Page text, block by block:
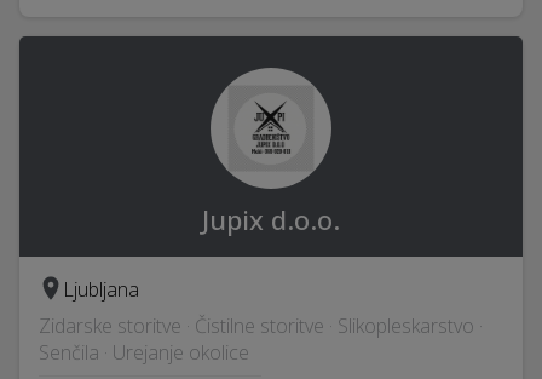
Jupix d.o.o.
Ljubljana
Zidarske storitve · Čistilne storitve · Slikopleskarstvo ·
Senčila · Urejanje okolice